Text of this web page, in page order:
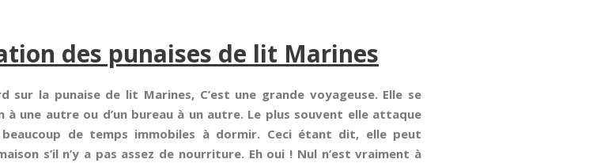
des punaises de lit Marines
sur la punaise de lit Marines, C’est une grande voyageuse. Elle se
une autre ou d’un bureau à un autre. Le plus souvent elle attaque
de temps immobiles à dormir. Ceci étant dit, elle peut
s’il n’y a pas assez de nourriture. Eh oui ! Nul n’est vraiment à